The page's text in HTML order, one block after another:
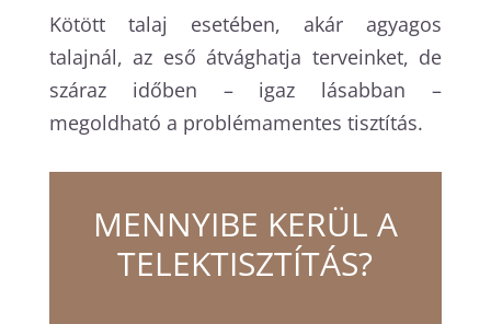
Kötött talaj esetében, akár agyagos
talajnál, az eső átvághatja terveinket, de
száraz időben – igaz lásabban –
megoldható a problémamentes tisztítás.
MENNYIBE KERÜL A
TELEKTISZTÍTÁS?